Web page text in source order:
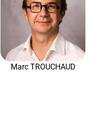
Marc TROUCHAUD